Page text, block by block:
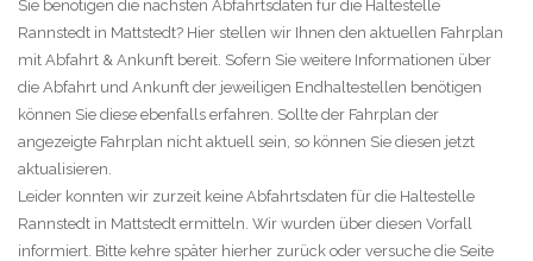
Sie benötigen die nächsten Abfahrtsdaten für die Haltestelle
Rannstedt in Mattstedt? Hier stellen wir Ihnen den aktuellen Fahrplan
mit Abfahrt & Ankunft bereit. Sofern Sie weitere Informationen über
die Abfahrt und Ankunft der jeweiligen Endhaltestellen benötigen
können Sie diese ebenfalls erfahren. Sollte der Fahrplan der
angezeigte Fahrplan nicht aktuell sein, so können Sie diesen jetzt
aktualisieren.
Leider konnten wir zurzeit keine Abfahrtsdaten für die Haltestelle
Rannstedt in Mattstedt ermitteln. Wir wurden über diesen Vorfall
informiert. Bitte kehre später hierher zurück oder versuche die Seite